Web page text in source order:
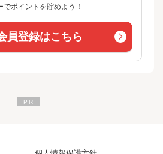
でポイントを貯めよう！
員登録はこちら